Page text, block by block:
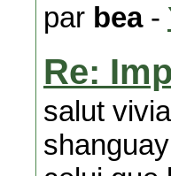
par bea-
Re:
salut